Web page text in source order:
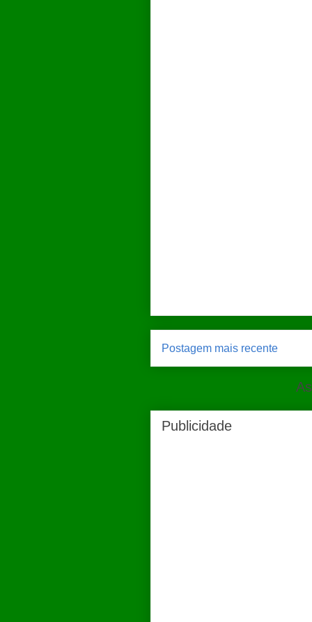
Postagem mais recente
Publicidade